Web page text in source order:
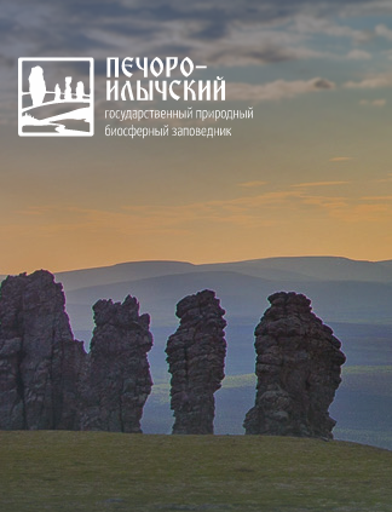
Skip to main content
You are here